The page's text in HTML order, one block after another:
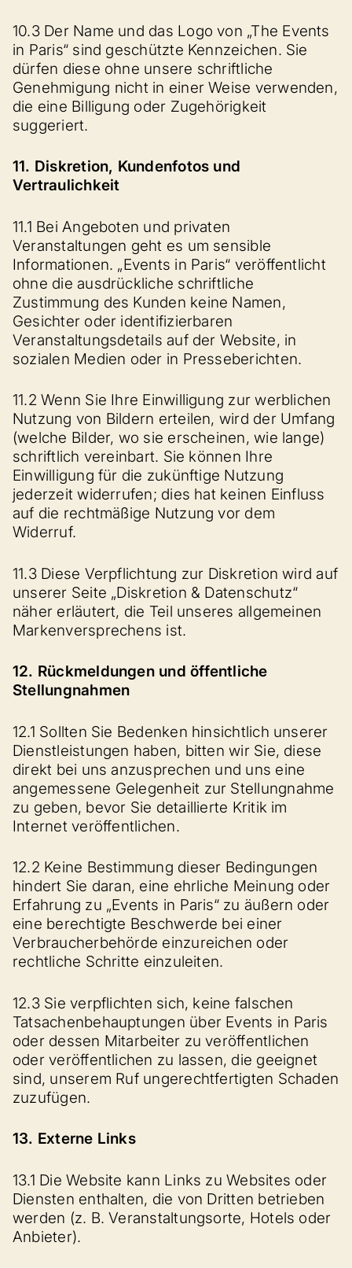
10.3 Der Name und das Logo von „The Events
in Paris“ sind geschützte Kennzeichen. Sie
dürfen diese ohne unsere schriftliche
Genehmigung nicht in einer Weise verwenden,
die eine Billigung oder Zugehörigkeit
suggeriert.
11. Diskretion, Kundenfotos und
Vertraulichkeit
11.1 Bei Angeboten und privaten
Veranstaltungen geht es um sensible
Informationen. „Events in Paris“ veröffentlicht
ohne die ausdrückliche schriftliche
Zustimmung des Kunden keine Namen,
Gesichter oder identifizierbaren
Veranstaltungsdetails auf der Website, in
sozialen Medien oder in Presseberichten.
11.2 Wenn Sie Ihre Einwilligung zur werblichen
Nutzung von Bildern erteilen, wird der Umfang
(welche Bilder, wo sie erscheinen, wie lange)
schriftlich vereinbart. Sie können Ihre
Einwilligung für die zukünftige Nutzung
jederzeit widerrufen; dies hat keinen Einfluss
auf die rechtmäßige Nutzung vor dem
Widerruf.
11.3 Diese Verpflichtung zur Diskretion wird auf
unserer Seite „Diskretion & Datenschutz“
näher erläutert, die Teil unseres allgemeinen
Markenversprechens ist.
12. Rückmeldungen und öffentliche
Stellungnahmen
12.1 Sollten Sie Bedenken hinsichtlich unserer
Dienstleistungen haben, bitten wir Sie, diese
direkt bei uns anzusprechen und uns eine
angemessene Gelegenheit zur Stellungnahme
zu geben, bevor Sie detaillierte Kritik im
Internet veröffentlichen.
12.2 Keine Bestimmung dieser Bedingungen
hindert Sie daran, eine ehrliche Meinung oder
Erfahrung zu „Events in Paris“ zu äußern oder
eine berechtigte Beschwerde bei einer
Verbraucherbehörde einzureichen oder
rechtliche Schritte einzuleiten.
12.3 Sie verpflichten sich, keine falschen
Tatsachenbehauptungen über Events in Paris
oder dessen Mitarbeiter zu veröffentlichen
oder veröffentlichen zu lassen, die geeignet
sind, unserem Ruf ungerechtfertigten Schaden
zuzufügen.
13. Externe Links
13.1 Die Website kann Links zu Websites oder
Diensten enthalten, die von Dritten betrieben
werden (z. B. Veranstaltungsorte, Hotels oder
Anbieter).